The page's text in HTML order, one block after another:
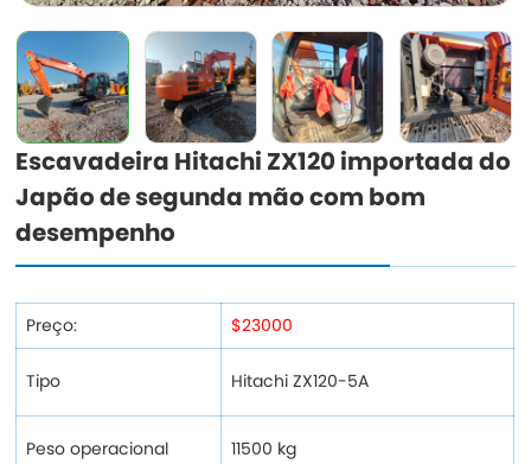
Escavadeira Hitachi ZX120 importada do
Japão de segunda mão com bom
desempenho
Preço: $23000
Tipo Hitachi ZX120-5A
Peso operacional 11500 kg